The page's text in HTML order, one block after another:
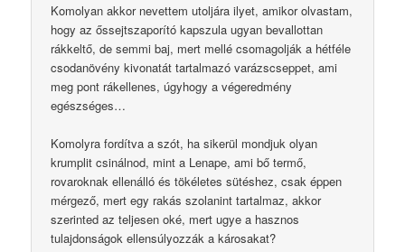
Komolyan akkor nevettem utoljára ilyet, amikor olvastam,
hogy az őssejtszaporító kapszula ugyan bevallottan
rákkeltő, de semmi baj, mert mellé csomagolják a hétféle
csodanövény kivonatát tartalmazó varázscseppet, ami
meg pont rákellenes, úgyhogy a végeredmény
egészséges…
Komolyra fordítva a szót, ha sikerül mondjuk olyan
krumplit csinálnod, mint a Lenape, ami bő termő,
rovaroknak ellenálló és tökéletes sütéshez, csak éppen
mérgező, mert egy rakás szolanint tartalmaz, akkor
szerinted az teljesen oké, mert ugye a hasznos
tulajdonságok ellensúlyozzák a károsakat?